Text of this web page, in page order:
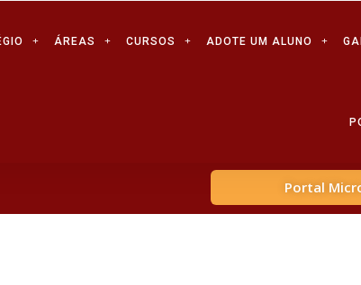
ÁREAS CURSOS ADOTE UM ALUNO
Portal